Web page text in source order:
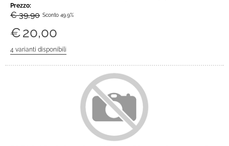
Prezzo:
€ 39,90 Sconto 49.9%
€20,00